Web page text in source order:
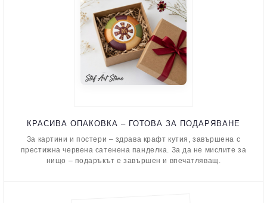
КРАСИВА ОПАКОВКА – ГОТОВА ЗА ПОДАРЯВАНЕ
За картини и постери – здрава крафт кутия, завършена с
престижна червена сатенена панделка. За да не мислите за
нищо – подаръкът е завършен и впечатляващ.